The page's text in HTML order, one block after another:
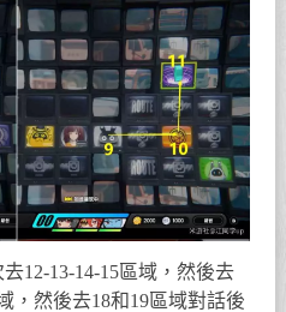
12-13-14-15區域，然後去
，然後去18和19區域對話後